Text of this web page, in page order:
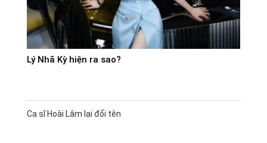
Lý Nhã Kỳ hiện ra sao?
Ca sĩ Hoài Lâm lại đổi tên